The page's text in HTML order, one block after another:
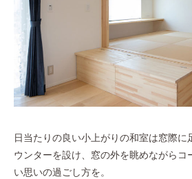
日当たりの良い小上がりの和室は窓際に
ウンターを設け、窓の外を眺めながらコ
い思いの過ごし方を。